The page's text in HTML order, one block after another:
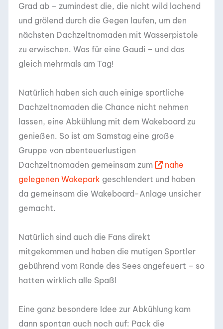
Grad ab – zumindest die, die nicht wild lachend
und grölend durch die Gegen laufen, um den
nächsten Dachzeltnomaden mit Wasserpistole
zu erwischen. Was für eine Gaudi – und das
gleich mehrmals am Tag!
Natürlich haben sich auch einige sportliche
Dachzeltnomaden die Chance nicht nehmen
lassen, eine Abkühlung mit dem Wakeboard zu
genießen. So ist am Samstag eine große
Gruppe von abenteuerlustigen
Dachzeltnomaden gemeinsam zum
nahe
gelegenen Wakepark geschlendert und haben
da gemeinsam die Wakeboard-Anlage unsicher
gemacht.
Natürlich sind auch die Fans direkt
mitgekommen und haben die mutigen Sportler
gebührend vom Rande des Sees angefeuert – so
hatten wirklich alle Spaß!
Eine ganz besondere Idee zur Abkühlung kam
dann spontan auch noch auf: Pack die